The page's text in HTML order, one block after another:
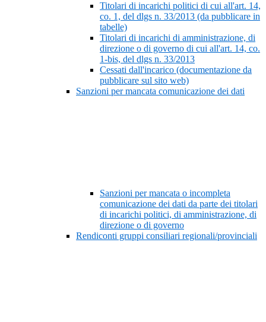
Titolari di incarichi politici di cui all'art. 14,
co. 1, del dlgs n. 33/2013 (da pubblicare in
tabelle)
Titolari di incarichi di amministrazione, di
direzione o di governo di cui all'art. 14, co.
1-bis, del dlgs n. 33/2013
Cessati dall'incarico (documentazione da
pubblicare sul sito web)
Sanzioni per mancata comunicazione dei dati
Sanzioni per mancata o incompleta
comunicazione dei dati da parte dei titolari
di incarichi politici, di amministrazione, di
direzione o di governo
Rendiconti gruppi consiliari regionali/provinciali